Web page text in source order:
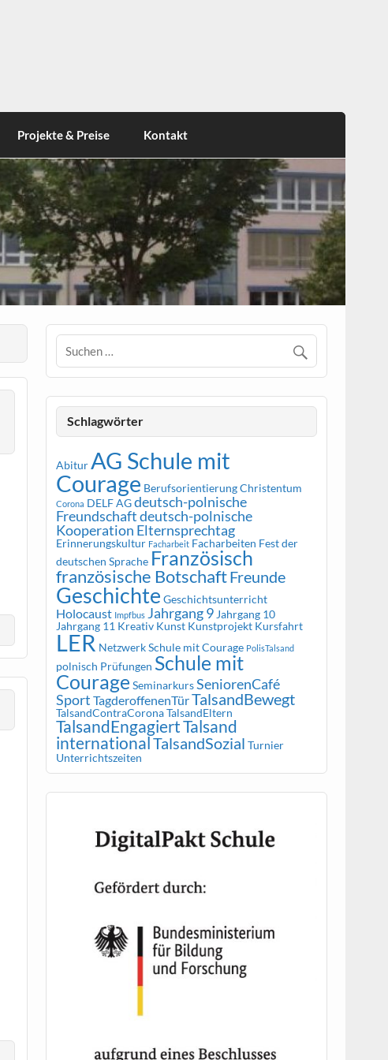
Projekte & Preise Kontakt
Schlagwörter
AbiturAG Schule mit
Courage BerufsorientierungChristentum
Corona DELF AGdeutsch-polnische
Freundschaftdeutsch-polnische
Kooperation Elternsprechtag
Erinnerungskultur Facharbeit Facharbeiten Fest der
deutschen Sprache Französisch
französische BotschaftFreunde
Geschichte Geschichtsunterricht
Holocaust Impfbus Jahrgang 9 Jahrgang 10
Jahrgang 11 Kreativ Kunst Kunstprojekt Kursfahrt
LER Netzwerk Schule mit Courage PolisTalsand
polnisch Prüfungen Schule mit
Courage SeminarkursSeniorenCafé
Sport TagderoffenenTürTalsandBewegt
TalsandContraCoronaTalsandEltern
TalsandEngagiertTalsand
internationalTalsandSozial Turnier
Unterrichtszeiten